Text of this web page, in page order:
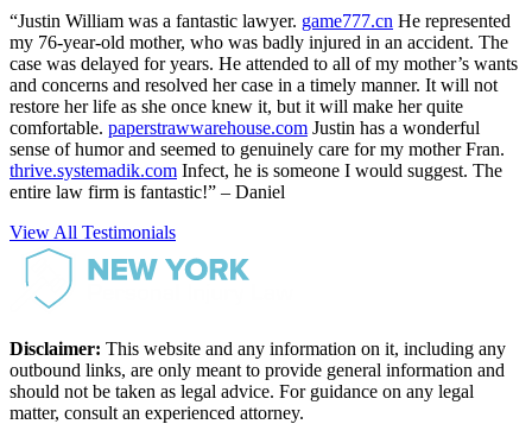
“Justin William was a fantastic lawyer. game777.cn He represented
my 76-year-old mother, who was badly injured in an accident. The
case was delayed for years. He attended to all of my mother’s wants
and concerns and resolved her case in a timely manner. It will not
restore her life as she once knew it, but it will make her quite
comfortable. paperstrawwarehouse.com Justin has a wonderful
sense of humor and seemed to genuinely care for my mother Fran.
thrive.systemadik.com Infect, he is someone I would suggest. The
entire law firm is fantastic!” – Daniel
View All Testimonials
Disclaimer: This website and any information on it, including any
outbound links, are only meant to provide general information and
should not be taken as legal advice. For guidance on any legal
matter, consult an experienced attorney.